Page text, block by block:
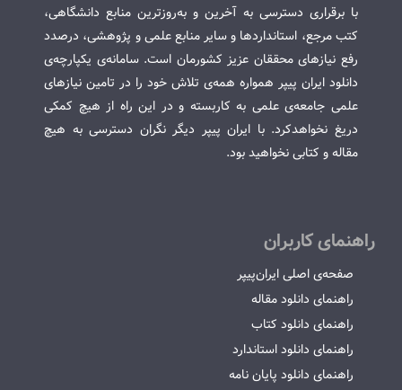
با برقراری دسترسی به آخرین و به‌روزترین منابع دانشگاهی،
کتب مرجع، استانداردها و سایر منابع علمی و پژوهشی، درصدد
رفع نیازهای محققان عزیز کشورمان است. سامانه‌ی یکپارچه‌ی
دانلود ایران پیپر همواره همه‌ی تلاش خود را در تامین نیازهای
علمی جامعه‌ی علمی به کاربسته و در این راه از هیچ کمکی
دریغ نخواهدکرد. با ایران پیپر دیگر نگران دسترسی به هیچ
مقاله و کتابی نخواهید بود.
راهنمای کاربران
صفحه‌ی اصلی ایران‌پیپر
راهنمای دانلود مقاله
راهنمای دانلود کتاب
راهنمای دانلود استاندارد
راهنمای دانلود پایان نامه